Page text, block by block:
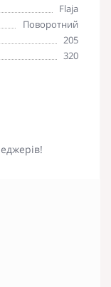
Flaja
Поворотний
205
320